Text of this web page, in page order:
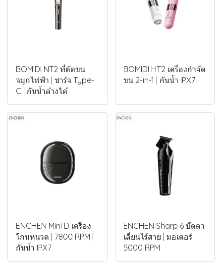
BOMIDI NT2 ที่ตัดขน
จมูกไฟฟ้า | ชาร์จ Type-
C | กันน้ำล้างได้
BOMIDI HT2 เครื่องกำจัด
ขน 2-in-1 | กันน้ำ IPX7
ENCHEN Mini D เครื่อง
โกนหนวด | 7800 RPM |
กันน้ำ IPX7
ENCHEN Sharp 6 ปัตตา
เลี่ยนไร้สาย | มอเตอร์
5000 RPM